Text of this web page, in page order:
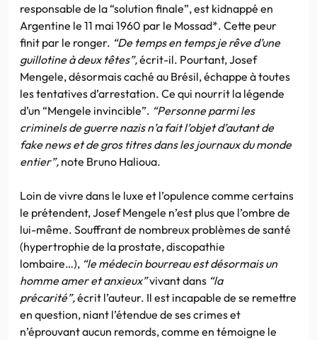
responsable de la “solution finale”, est kidnappé en
Argentine le 11 mai 1960 par le Mossad*. Cette peur
finit par le ronger. “De temps en temps je rêve d’une
guillotine à deux têtes”,écrit-il. Pourtant, Josef
Mengele, désormais caché au Brésil, échappe à toutes
les tentatives d’arrestation. Ce qui nourrit la légende
d’un “Mengele invincible”. “Personne parmi les
criminels de guerre nazis n’a fait l’objet d’autant de
fake news et de gros titres dans les journaux du monde
entier”, note Bruno Halioua.
Loin de vivre dans le luxe et l’opulence comme certains
le prétendent, Josef Mengele n’est plus que l’ombre de
lui-même. Souffrant de nombreux problèmes de santé
(hypertrophie de la prostate, discopathie
lombaire…), “le médecin bourreau est désormais un
homme amer et anxieux”vivant dans “la
précarité”,écrit l’auteur. Il est incapable de se remettre
en question, niant l’étendue de ses crimes et
n’éprouvant aucun remords, comme en témoigne le